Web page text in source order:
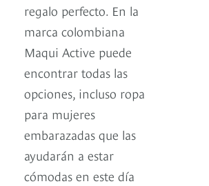
regalo perfecto. En la
marca colombiana
Maqui Active puede
encontrar todas las
opciones, incluso ropa
para mujeres
embarazadas que las
ayudarán a estar
cómodas en este día